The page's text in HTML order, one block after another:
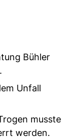
Bühler
Unfall
musste
werden.